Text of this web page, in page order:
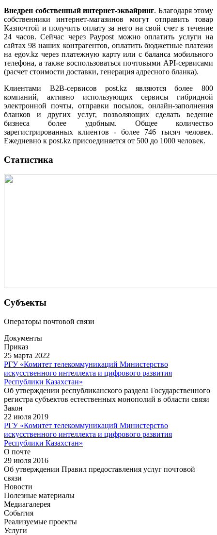
Внедрен собственный интернет-эквайринг. Благодаря этому
собственники интернет-магазинов могут отправить товар
Казпочтой и получить оплату за него на свой счет в течение
24 часов. Сейчас через Paypost можно оплатить услуги на
сайтах 98 наших контрагентов, оплатить бюджетные платежи
на egov.kz через платежную карту или с баланса мобильного
телефона, а также воспользоваться почтовыми API-сервисами
(расчет стоимости доставки, генерация адресного бланка).
Клиентами B2B-сервисов рost.kz являются более 800
компаний, активно использующих сервисы гибридной
электронной почты, отправки посылок, онлайн-заполнения
бланков и других услуг, позволяющих сделать ведение
бизнеса более удобным. Общее количество
зарегистрированных клиентов - более 746 тысяч человек.
Ежедневно к рost.kz присоединяется от 500 до 1000 человек.
Статистика
Субъекты
Операторы почтовой связи
Документы
Приказ
25 марта 2022
РГУ «Комитет телекоммуникаций Министерство
искусственного интеллекта и цифрового развития
Республики Казахстан»
Об утверждении республиканского раздела Государственного
регистра субъектов естественных монополий в области связи
Закон
22 июля 2019
РГУ «Комитет телекоммуникаций Министерство
искусственного интеллекта и цифрового развития
Республики Казахстан»
О почте
29 июля 2016
Об утверждении Правил предоставления услуг почтовой
связи
Новости
Полезные материалы
Медиагалерея
События
Реализуемые проекты
Услуги